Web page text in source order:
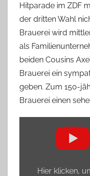
Hitparade im ZDF
der dritten Wahl
Brauerei wird
als
beiden Cousins
Brauerei ein
geben. Zum 150-
Brauerei einen
Privatbrauerei
Hier klicken,